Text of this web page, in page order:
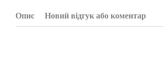
Опис Новий відгук або коментар